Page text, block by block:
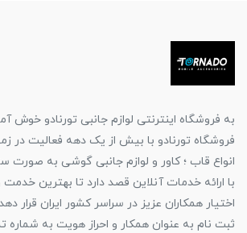
به فروشگاه اینترنتی لوازم جانبی تورنادو خوش
فروشگاه تورنادو با بیش از یک دهه فعالیت در
انواع قاب ؛ کاور و لوازم جانبی گوشی به صورت
با ارائه خدمات آنلاین قصد دارد تا بهترین
اختیار همکاران عزیز در سراسر کشور ایران قرار